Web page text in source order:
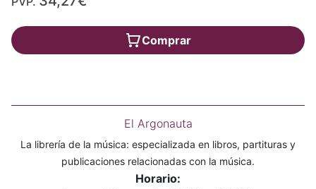
Comprar
El Argonauta
La librería de la música: especializada en libros, partituras y
publicaciones relacionadas con la música.
Horario: